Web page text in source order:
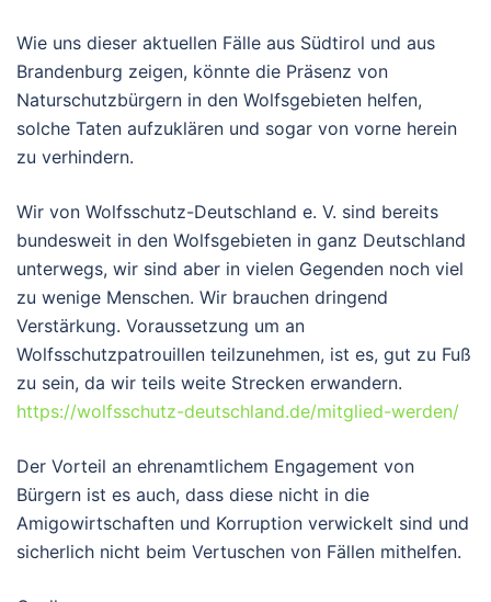
Wie uns dieser aktuellen Fälle aus Südtirol und aus
Brandenburg zeigen, könnte die Präsenz von
Naturschutzbürgern in den Wolfsgebieten helfen,
solche Taten aufzuklären und sogar von vorne herein
zu verhindern.
Wir von Wolfsschutz-Deutschland e. V. sind bereits
bundesweit in den Wolfsgebieten in ganz Deutschland
unterwegs, wir sind aber in vielen Gegenden noch viel
zu wenige Menschen. Wir brauchen dringend
Verstärkung. Voraussetzung um an
Wolfsschutzpatrouillen teilzunehmen, ist es, gut zu Fuß
zu sein, da wir teils weite Strecken erwandern.
https://wolfsschutz-deutschland.de/mitglied-werden/
Der Vorteil an ehrenamtlichem Engagement von
Bürgern ist es auch, dass diese nicht in die
Amigowirtschaften und Korruption verwickelt sind und
sicherlich nicht beim Vertuschen von Fällen mithelfen.